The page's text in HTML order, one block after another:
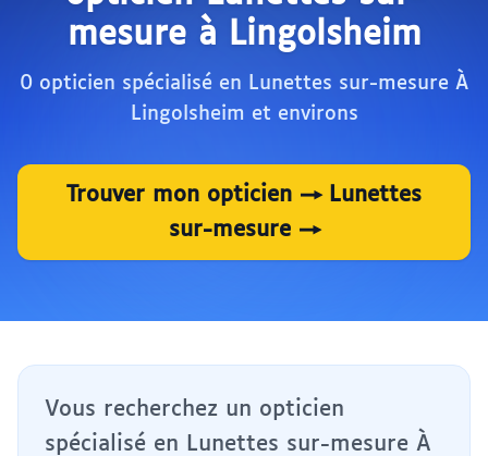
mesure à Lingolsheim
0 opticien spécialisé en Lunettes sur-mesure À
Lingolsheim et environs
Trouver mon opticien → Lunettes
sur-mesure →
Vous recherchez un opticien
spécialisé en Lunettes sur-mesure À